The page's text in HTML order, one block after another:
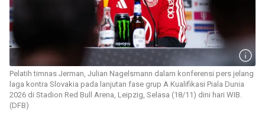
Pelatih timnas Jerman, Julian Nagelsmann dalam konferensi pers jelang
laga kontra Slovakia pada lanjutan fase grup A Kualifikasi Piala Dunia
2026 di Stadion Red Bull Arena, Leipzig, Selasa (18/11) dini hari WIB.
(DFB)